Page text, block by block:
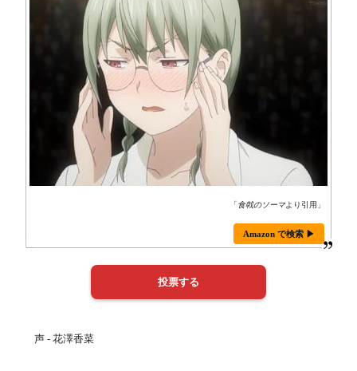
「食戟のソーマより引用」
Amazon で検索 ▶
声 - 花澤香菜